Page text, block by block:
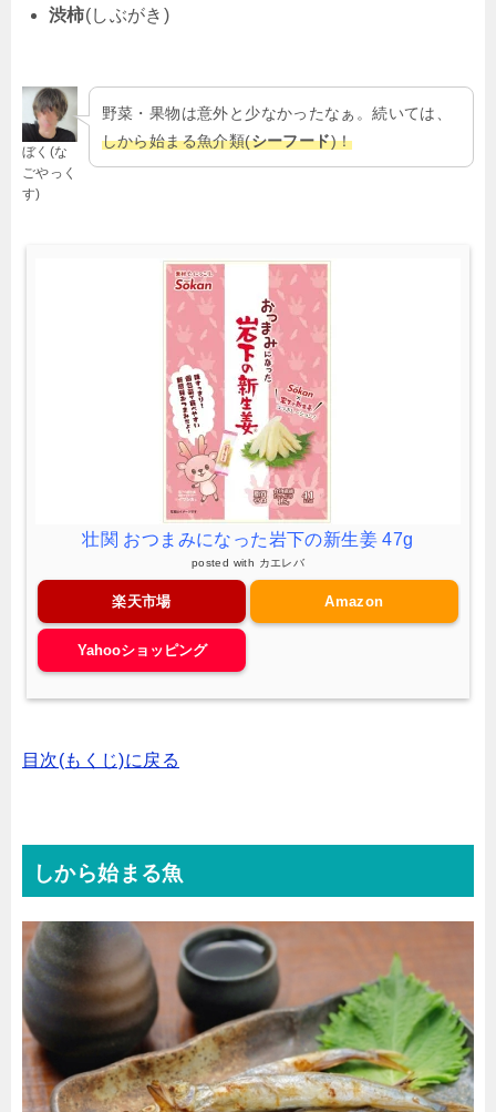
渋柿(しぶがき)
ぼく(な
ごやっく
す)
野菜・果物は意外と少なかったなぁ。続いては、
しから始まる魚介類(シーフード)！
壮関 おつまみになった岩下の新生姜 47g
posted with カエレバ
楽天市場 Amazon
Yahooショッピング
目次(もくじ)に戻る
しから始まる魚